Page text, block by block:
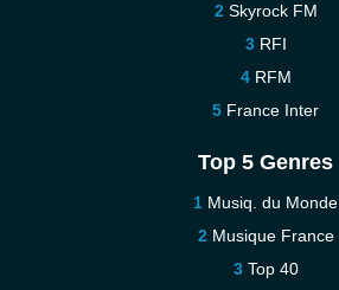
Skyrock FM
RFI
RFM
France Inter
Top 5 Genres
Musiq. du Monde
Musique France
Top 40